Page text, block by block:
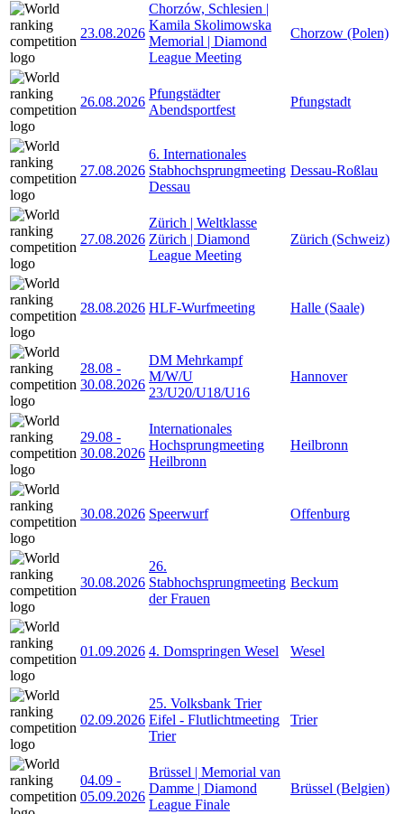
23.08.2026
Chorzów, Schlesien |
Kamila Skolimowska
Memorial | Diamond
League Meeting
Chorzow (Polen)
26.08.2026
Pfungstädter
Abendsportfest
Pfungstadt
27.08.2026
6. Internationales
Stabhochsprungmeeting
Dessau
Dessau-Roßlau
27.08.2026
Zürich | Weltklasse
Zürich | Diamond
League Meeting
Zürich (Schweiz)
28.08.2026 HLF-Wurfmeeting Halle (Saale)
28.08 -
30.08.2026
DM Mehrkampf
M/W/U
23/U20/U18/U16
Hannover
29.08 -
30.08.2026
Internationales
Hochsprungmeeting
Heilbronn
Heilbronn
30.08.2026 Speerwurf Offenburg
30.08.2026
26.
Stabhochsprungmeeting
der Frauen
Beckum
01.09.2026 4. Domspringen Wesel Wesel
02.09.2026
25. Volksbank Trier
Eifel - Flutlichtmeeting
Trier
Trier
04.09 -
05.09.2026
Brüssel | Memorial van
Damme | Diamond
League Finale
Brüssel (Belgien)